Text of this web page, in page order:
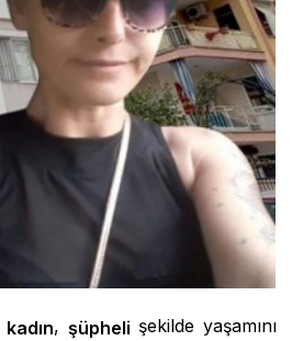
kadın, şüpheli şekilde yaşamını